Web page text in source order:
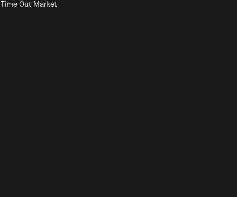
Time Out Market